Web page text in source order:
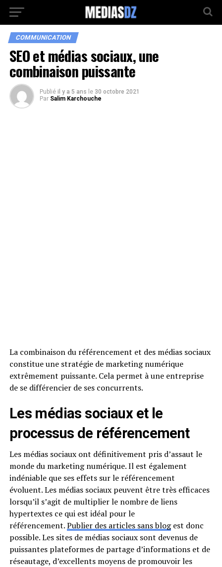
COMMUNICATION
SEO et médias sociaux, une
combinaison puissante
Publié il y a 5 ans le 30 octobre 2021
Par Salim Karchouche
La combinaison du référencement et des médias sociaux
constitue une stratégie de marketing numérique
extrêmement puissante. Cela permet à une entreprise
de se différencier de ses concurrents.
Les médias sociaux et le
processus de référencement
Les médias sociaux ont définitivement pris d’assaut le
monde du marketing numérique. Il est également
indéniable que ses effets sur le référencement
évoluent. Les médias sociaux peuvent être très efficaces
lorsqu’il s’agit de multiplier le nombre de liens
hypertextes ce qui est idéal pour le
référencement.Publier des articles sans blogest donc
possible. Les sites de médias sociaux sont devenus de
puissantes plateformes de partage d’informations et de
réseautage, d’excellents moyens de promouvoir les